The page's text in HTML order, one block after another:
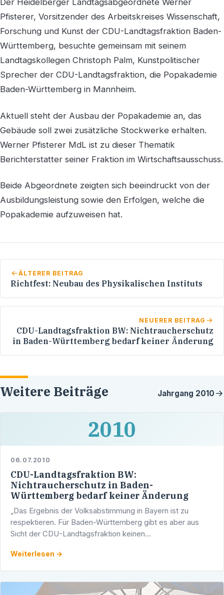
Der Heidelberger Landtagsabgeordnete Werner
Pfisterer, Vorsitzender des Arbeitskreises Wissenschaft,
Forschung und Kunst der CDU-Landtagsfraktion Baden-
Württemberg, besuchte gemeinsam mit seinem
Landtagskollegen Christoph Palm, Kunstpolitischer
Sprecher der CDU-Landtagsfraktion, die Popakademie
Baden-Württemberg in Mannheim.
Aktuell steht der Ausbau der Popakademie an, das
Gebäude soll zwei zusätzliche Stockwerke erhalten.
Werner Pfisterer MdL ist zu dieser Thematik
Berichterstatter seiner Fraktion im Wirtschaftsausschuss.
Beide Abgeordnete zeigten sich beeindruckt von der
Ausbildungsleistung sowie den Erfolgen, welche die
Popakademie aufzuweisen hat.
ÄLTERER BEITRAG
Richtfest: Neubau des Physikalischen Instituts
NEUERER BEITRAG
CDU-Landtagsfraktion BW: Nichtraucherschutz
in Baden-Württemberg bedarf keiner Änderung
Weitere Beiträge Jahrgang 2010
2010
06.07.2010
CDU-Landtagsfraktion BW:
Nichtraucherschutz in Baden-
Württemberg bedarf keiner Änderung
„Das Ergebnis der Volksabstimmung in Bayern ist zu
respektieren. Für Baden-Württemberg gibt es aber aus
Sicht der CDU-Landtagsfraktion keinen
Landtagsfraktion, Peter …
Weiterlesen →